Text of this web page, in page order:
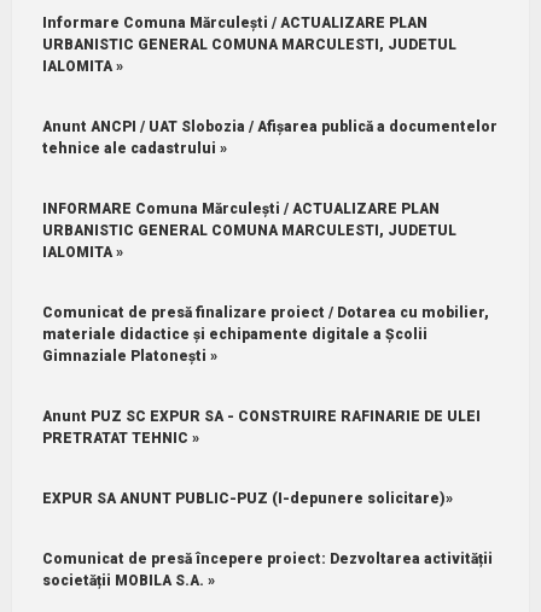
Informare Comuna Mărculești / ACTUALIZARE PLAN
URBANISTIC GENERAL COMUNA MARCULESTI, JUDETUL
IALOMITA »
Anunt ANCPI / UAT Slobozia / Afișarea publică a documentelor
tehnice ale cadastrului »
INFORMARE Comuna Mărculești / ACTUALIZARE PLAN
URBANISTIC GENERAL COMUNA MARCULESTI, JUDETUL
IALOMITA »
Comunicat de presă finalizare proiect / Dotarea cu mobilier,
materiale didactice și echipamente digitale a Școlii
Gimnaziale Platonești »
Anunt PUZ SC EXPUR SA - CONSTRUIRE RAFINARIE DE ULEI
PRETRATAT TEHNIC »
EXPUR SA ANUNT PUBLIC-PUZ (I-depunere solicitare)»
Comunicat de presă începere proiect: Dezvoltarea activității
societății MOBILA S.A. »